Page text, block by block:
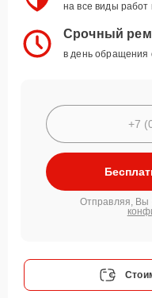
на все виды работ
Срочный
в день обращения
Отправляя, Вы